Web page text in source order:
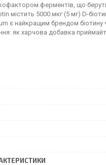
ферментів, що
містить 5000 мкг (5 мг) D-
є найкращим брендом
як харчова добавка